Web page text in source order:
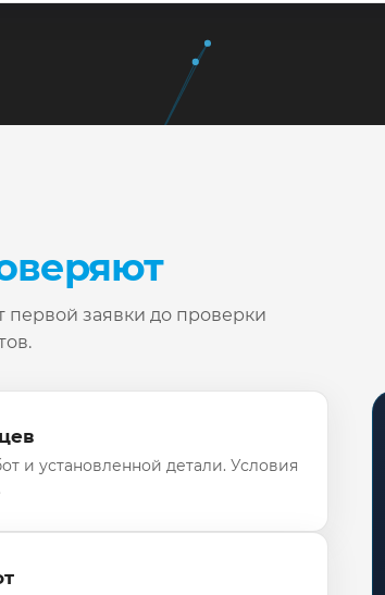
первой заявки до проверки
и установленной детали. Условия